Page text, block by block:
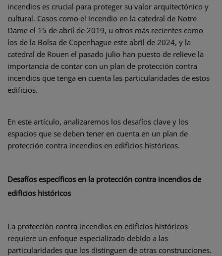
incendios es crucial para proteger su valor arquitectónico y
cultural. Casos como el incendio en la catedral de Notre
Dame el 15 de abril de 2019, u otros más recientes como
los de la Bolsa de Copenhague este abril de 2024, y la
catedral de Rouen el pasado julio han puesto de relieve la
importancia de contar con un plan de protección contra
incendios que tenga en cuenta las particularidades de estos
edificios.
En este artículo, analizaremos los desafíos clave y los
espacios que se deben tener en cuenta en un plan de
protección contra incendios en edificios históricos.
Desafíos específicos en la protección contra incendios de
edificios históricos
La protección contra incendios en edificios históricos
requiere un enfoque especializado debido a las
particularidades que los distinguen de otras construcciones.